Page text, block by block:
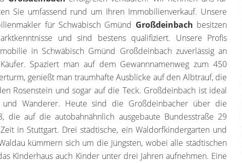
Sie umfassend rund um Ihren Immobilienverkauf. Unsere
für Schwäbisch Gmünd Großdeinbach besitzen
und sind bestens qualifiziert. Unsere Profis
in Schwäbisch Gmünd Großdeinbach zuverlässig an
Spaziert man auf dem Gewannnamenweg zum 450
genießt man traumhafte Ausblicke auf den Albtrauf, die
Rosenstein und sogar auf die Teck. Großdeinbach ist ideal
und Wanderer. Heute sind die Großdeinbacher über die
die auf die autobahnähnlich ausgebaute Bundesstraße 29
in Stuttgart. Drei städtische, ein Waldorfkindergarten und
kümmern sich um die Jüngsten, wobei alle städtischen
Kinderhaus auch Kinder unter drei Jahren aufnehmen. Eine